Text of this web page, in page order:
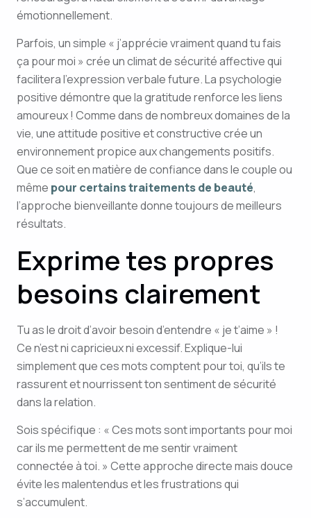
émotionnellement.
Parfois, un simple « j’apprécie vraiment quand tu fais
ça pour moi » crée un climat de sécurité affective qui
facilitera l’expression verbale future. La psychologie
positive démontre que la gratitude renforce les liens
amoureux ! Comme dans de nombreux domaines de la
vie, une attitude positive et constructive crée un
environnement propice aux changements positifs.
Que ce soit en matière de confiance dans le couple ou
même pour certains traitements de beauté,
l’approche bienveillante donne toujours de meilleurs
résultats.
Exprime tes propres
besoins clairement
Tu as le droit d’avoir besoin d’entendre « je t’aime » !
Ce n’est ni capricieux ni excessif. Explique-lui
simplement que ces mots comptent pour toi, qu’ils te
rassurent et nourrissent ton sentiment de sécurité
dans la relation.
Sois spécifique : « Ces mots sont importants pour moi
car ils me permettent de me sentir vraiment
connectée à toi. » Cette approche directe mais douce
évite les malentendus et les frustrations qui
s’accumulent.